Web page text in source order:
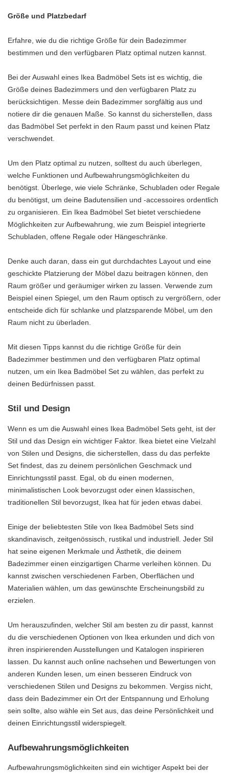
Größe und Platzbedarf
Erfahre, wie du die richtige Größe für dein Badezimmer
bestimmen und den verfügbaren Platz optimal nutzen kannst.
Bei der Auswahl eines Ikea Badmöbel Sets ist es wichtig, die
Größe deines Badezimmers und den verfügbaren Platz zu
berücksichtigen. Messe dein Badezimmer sorgfältig aus und
notiere dir die genauen Maße. So kannst du sicherstellen, dass
das Badmöbel Set perfekt in den Raum passt und keinen Platz
verschwendet.
Um den Platz optimal zu nutzen, solltest du auch überlegen,
welche Funktionen und Aufbewahrungsmöglichkeiten du
benötigst. Überlege, wie viele Schränke, Schubladen oder Regale
du benötigst, um deine Badutensilien und -accessoires ordentlich
zu organisieren. Ein Ikea Badmöbel Set bietet verschiedene
Möglichkeiten zur Aufbewahrung, wie zum Beispiel integrierte
Schubladen, offene Regale oder Hängeschränke.
Denke auch daran, dass ein gut durchdachtes Layout und eine
geschickte Platzierung der Möbel dazu beitragen können, den
Raum größer und geräumiger wirken zu lassen. Verwende zum
Beispiel einen Spiegel, um den Raum optisch zu vergrößern, oder
entscheide dich für schlanke und platzsparende Möbel, um den
Raum nicht zu überladen.
Mit diesen Tipps kannst du die richtige Größe für dein
Badezimmer bestimmen und den verfügbaren Platz optimal
nutzen, um ein Ikea Badmöbel Set zu wählen, das perfekt zu
deinen Bedürfnissen passt.
Stil und Design
Wenn es um die Auswahl eines Ikea Badmöbel Sets geht, ist der
Stil und das Design ein wichtiger Faktor. Ikea bietet eine Vielzahl
von Stilen und Designs, die sicherstellen, dass du das perfekte
Set findest, das zu deinem persönlichen Geschmack und
Einrichtungsstil passt. Egal, ob du einen modernen,
minimalistischen Look bevorzugst oder einen klassischen,
traditionellen Stil bevorzugst, Ikea hat für jeden etwas dabei.
Einige der beliebtesten Stile von Ikea Badmöbel Sets sind
skandinavisch, zeitgenössisch, rustikal und industriell. Jeder Stil
hat seine eigenen Merkmale und Ästhetik, die deinem
Badezimmer einen einzigartigen Charme verleihen können. Du
kannst zwischen verschiedenen Farben, Oberflächen und
Materialien wählen, um das gewünschte Erscheinungsbild zu
erzielen.
Um herauszufinden, welcher Stil am besten zu dir passt, kannst
du die verschiedenen Optionen von Ikea erkunden und dich von
ihren inspirierenden Ausstellungen und Katalogen inspirieren
lassen. Du kannst auch online nachsehen und Bewertungen von
anderen Kunden lesen, um einen besseren Eindruck von
verschiedenen Stilen und Designs zu bekommen. Vergiss nicht,
dass dein Badezimmer ein Ort der Entspannung und Erholung
sein sollte, also wähle ein Set aus, das deine Persönlichkeit und
deinen Einrichtungsstil widerspiegelt.
Aufbewahrungsmöglichkeiten
Aufbewahrungsmöglichkeiten sind ein wichtiger Aspekt bei der